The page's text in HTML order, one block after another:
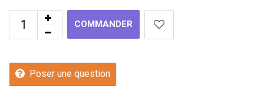
COMMANDER
Poser une question